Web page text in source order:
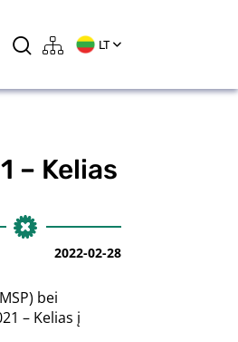
LT
– Kelias
2022-02-28
bei
– Kelias į